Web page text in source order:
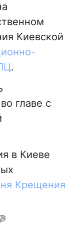
Киевской
.
главе с
в Киеве
Крещения